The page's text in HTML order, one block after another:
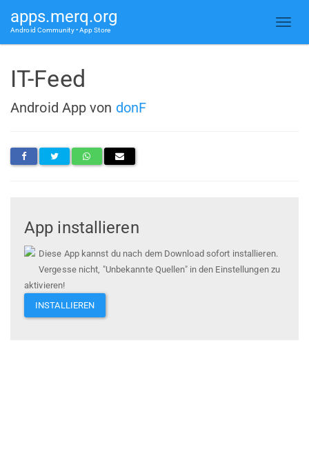
apps.merq.org
Android Community • App Store
IT-Feed
Android App von donF
App installieren
Diese App kannst du nach dem Download sofort installieren.
Vergesse nicht, "Unbekannte Quellen" in den Einstellungen zu
aktivieren!
INSTALLIEREN